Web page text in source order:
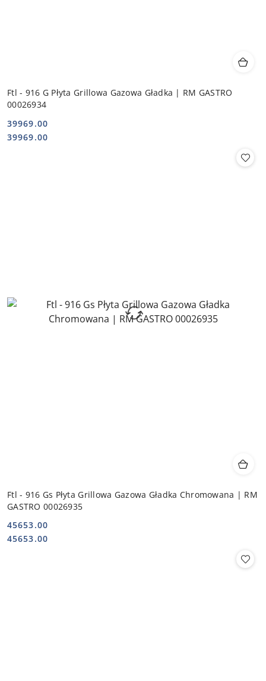
Ftl - 916 G Płyta Grillowa Gazowa Gładka | RM GASTRO
00026934
Cena:
39969.00
Cena:
39969.00
Ftl - 916 Gs Płyta Grillowa Gazowa Gładka Chromowana | RM
GASTRO 00026935
Cena:
45653.00
Cena:
45653.00